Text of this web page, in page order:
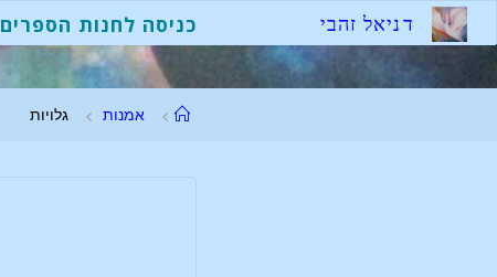
דניאל זהבי כניסה לחנות הספרים
אמנות גלויות